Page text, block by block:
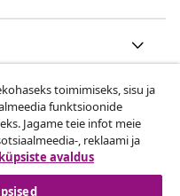
toimimiseks, sisu ja
funktsioonide
Jagame teie infot meie
, reklaami ja
avaldus